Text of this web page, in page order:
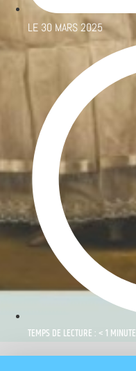
LE 30 MARS 2025
TEMPS DE LECTURE : < 1 MINUTE